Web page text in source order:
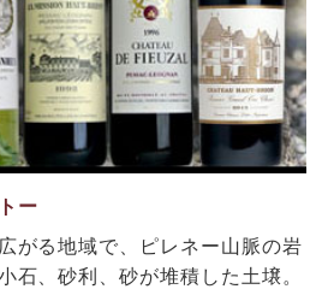
ー
がる地域で、ピレネー山脈の岩
石、砂利、砂が堆積した土壌。